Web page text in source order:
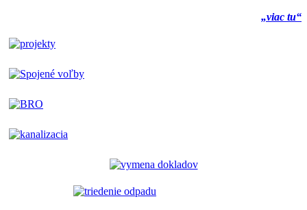
„viac tu“